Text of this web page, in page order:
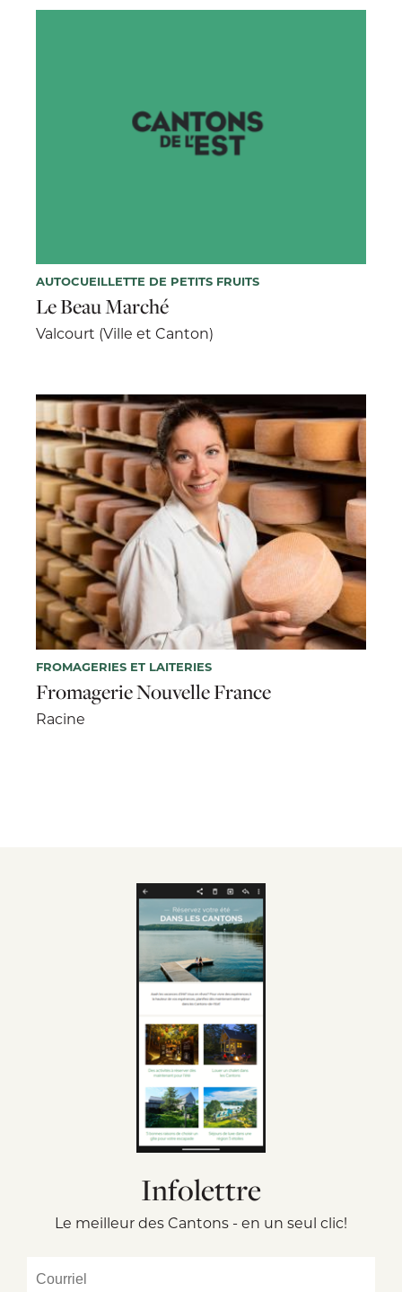
AUTOCUEILLETTE DE PETITS FRUITS
Le Beau Marché
Valcourt (Ville et Canton)
FROMAGERIES ET LAITERIES
Fromagerie Nouvelle France
Racine
Infolettre
Le meilleur des Cantons - en un seul clic!